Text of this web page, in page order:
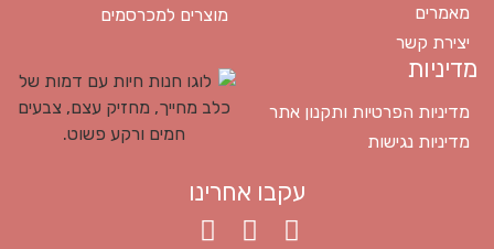
מאמרים
יצירת קשר
מוצרים למכרסמים
מדיניות
מדיניות הפרטיות ותקנון אתר
מדיניות נגישות
עקבו אחרינו